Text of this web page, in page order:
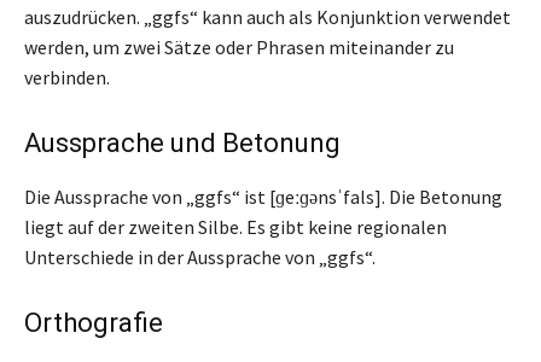
auszudrücken. „ggfs“ kann auch als Konjunktion verwendet
werden, um zwei Sätze oder Phrasen miteinander zu
verbinden.
Aussprache und Betonung
Die Aussprache von „ggfs“ ist [ɡeːɡənsˈfals]. Die Betonung
liegt auf der zweiten Silbe. Es gibt keine regionalen
Unterschiede in der Aussprache von „ggfs“.
Orthografie